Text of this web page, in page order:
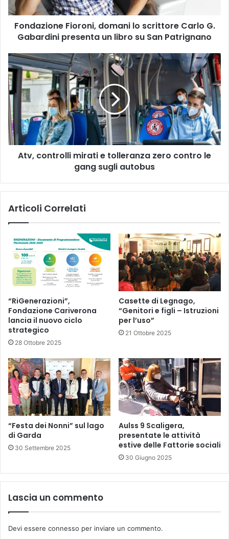
Gabardini
presenta
un
libro
San
Patrignano
Fondazione Fioroni, domani lo scrittore Carlo G.
Gabardini presenta un libro su San Patrignano
Atv,
controlli
mirati
e
tolleranza
zero
contro
le
gang
sugliAtv, controlli mirati e tolleranza zero contro le
gang sugli autobus
Articoli Correlati
“RiGenerazioni”,
Fondazione Cariverona
lancia il nuovo ciclo
strategico
28 Ottobre 2025
Casette di Legnago,
“Genitori e figli – Istruzioni
per l’uso”
21 Ottobre 2025
“Festa dei Nonni” sul lago
di Garda
30 Settembre 2025
Aulss 9 Scaligera,
presentate le attività
estive delle Fattorie sociali
30 Giugno 2025
Lascia un commento
Devi essere connesso per inviare un commento.